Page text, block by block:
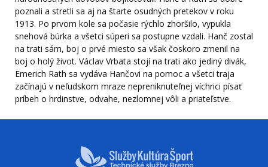
poznali a stretli sa aj na štarte osudných pretekov v roku
1913. Po prvom kole sa počasie rýchlo zhoršilo, vypukla
snehová búrka a všetci súperi sa postupne vzdali. Hanč zostal
na trati sám, boj o prvé miesto sa však čoskoro zmenil na
boj o holý život. Václav Vrbata stojí na trati ako jediný divák,
Emerich Rath sa vydáva Hančovi na pomoc a všetci traja
začínajú v neľudskom mraze nepreniknuteľnej víchrici písať
príbeh o hrdinstve, odvahe, nezlomnej vôli a priateľstve.